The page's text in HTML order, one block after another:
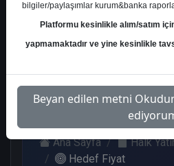
6
Paralel
Get.
1
Perşembe, 07 Mayıs 2026
Ana Sayfa Halk
Hedef Fiyat
bilgiler/paylaşımlar kurum&banka
Platformu kesinlikle alım/satım
yapmamaktadır ve yine kesinlikle
Beyan edilen metni Okudum,